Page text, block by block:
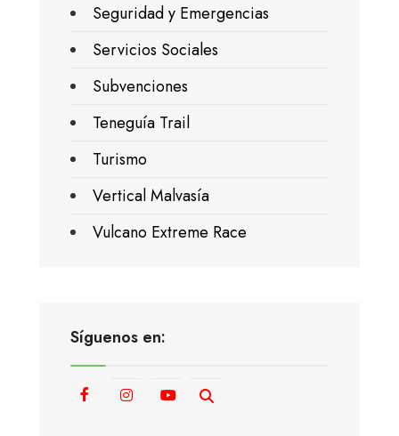
Seguridad y Emergencias
Servicios Sociales
Subvenciones
Teneguía Trail
Turismo
Vertical Malvasía
Vulcano Extreme Race
Síguenos en: